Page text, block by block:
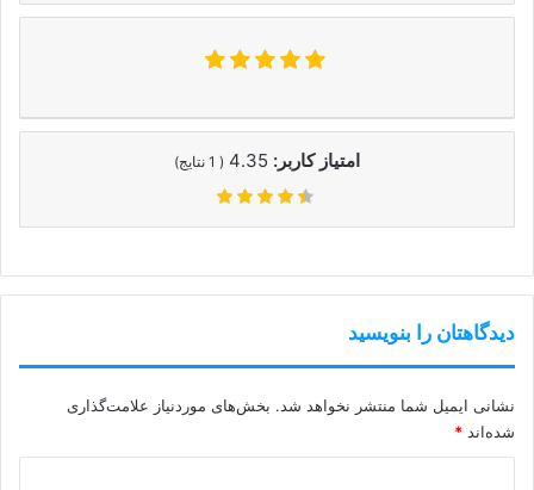
امتیاز کاربر: 4.35
(
1 نتایج)
دیدگاهتان را بنویسید
نشانی ایمیل شما منتشر نخواهد شد. بخش‌های موردنیاز علامت‌گذاری
شده‌اند *